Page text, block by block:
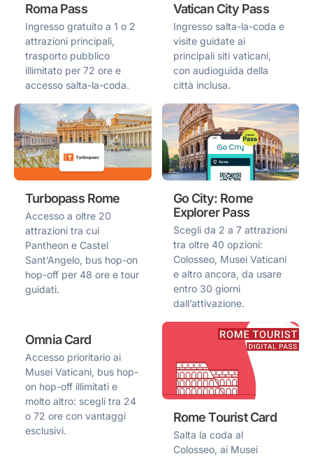
Roma Pass
Ingresso gratuito a 1 o 2
attrazioni principali,
trasporto pubblico
illimitato per 72 ore e
accesso salta-la-coda.
Vatican City Pass
Ingresso salta-la-coda e
visite guidate ai
principali siti vaticani,
con audioguida della
città inclusa.
Turbopass Rome
Accesso a oltre 20
attrazioni tra cui
Pantheon e Castel
Sant’Angelo, bus hop-on
hop-off per 48 ore e tour
guidati.
Go City: Rome
Explorer Pass
Scegli da 2 a 7 attrazioni
tra oltre 40 opzioni:
Colosseo, Musei Vaticani
e altro ancora, da usare
entro 30 giorni
dall’attivazione.
Omnia Card
Accesso prioritario ai
Musei Vaticani, bus hop-
on hop-off illimitati e
molto altro: scegli tra 24
o 72 ore con vantaggi
esclusivi.
Rome Tourist Card
Salta la coda al
Colosseo, ai Musei